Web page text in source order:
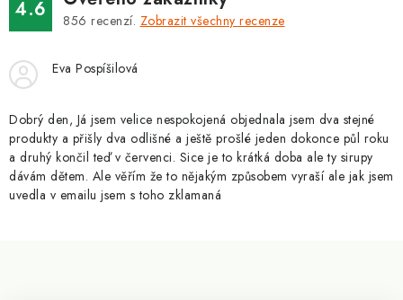
k
v
ý
p
i
s
u
á
n
4.6 856 recenzí. Zobrazit všechny recenze
Eva Pospíšilová
Dobrý den, Já jsem velice nespokojená objednala jsem dva stejné
produkty a přišly dva odlišné a ještě prošlé jeden dokonce půl roku
a druhý končil teď v červenci. Sice je to krátká doba ale ty sirupy
dávám dětem. Ale věřím že to nějakým způsobem vyraší ale jak jsem
uvedla v emailu jsem s toho zklamaná